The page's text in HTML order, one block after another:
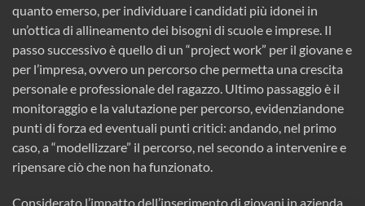
quanto emerso, per individuare i candidati più idonei in
un’ottica di allineamento dei bisogni di scuole e imprese. Il
passo successivo è quello di un “project work” per il giovane e
per l’impresa, ovvero un percorso che permetta una crescita
personale e professionale del ragazzo. Ultimo passaggio è il
monitoraggio e la valutazione per percorso, evidenziandone
punti di forza ed eventuali punti critici: andando, nel primo
caso, a “modellizzare” il percorso, nel secondo a intervenire e
ripensare ciò che non ha funzionato.
Considerato l’impatto dell’inserimento di giovani in azienda,